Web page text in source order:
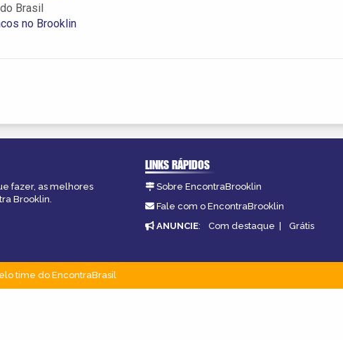
Brasil
no Brooklin
fazer, as melhores
Brooklin.
LINKS RÁPIDOS
Sobre EncontraBrooklin
Fale com o EncontraBrooklin
ANUNCIE: Com destaque | Grátis
time do EncontraBrasil